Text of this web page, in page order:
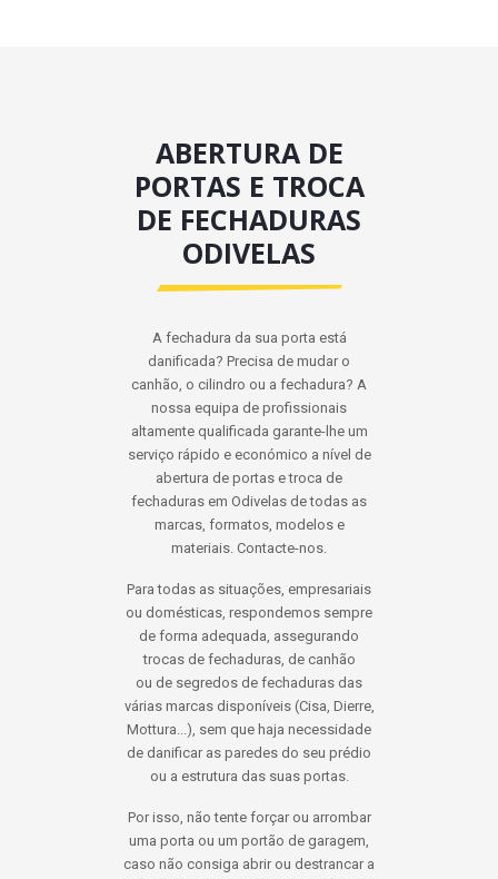
ABERTURA DE
PORTAS E TROCA
DE FECHADURAS
ODIVELAS
A fechadura da sua porta está
danificada? Precisa de mudar o
canhão, o cilindro ou a fechadura? A
nossa equipa de profissionais
altamente qualificada garante-lhe um
serviço rápido e económico a nível de
abertura de portas e troca de
fechaduras em Odivelas de todas as
marcas, formatos, modelos e
materiais. Contacte-nos.
Para todas as situações, empresariais
ou domésticas, respondemos sempre
de forma adequada, assegurando
trocas de fechaduras, de canhão
ou de segredos de fechaduras das
várias marcas disponíveis (Cisa, Dierre,
Mottura...), sem que haja necessidade
de danificar as paredes do seu prédio
ou a estrutura das suas portas.
Por isso, não tente forçar ou arrombar
uma porta ou um portão de garagem,
caso não consiga abrir ou destrancar a